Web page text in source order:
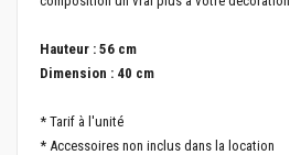
Hauteur : 56 cm
Dimension : 40 cm
* Tarif à l'unité
* Accessoires non inclus dans la location